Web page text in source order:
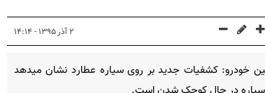
۲ آذر ۱۳۹۵ - ۱۴:۱۴
خودرو: کشفیات جدید بر روی سیاره عطارد نشان میدهد